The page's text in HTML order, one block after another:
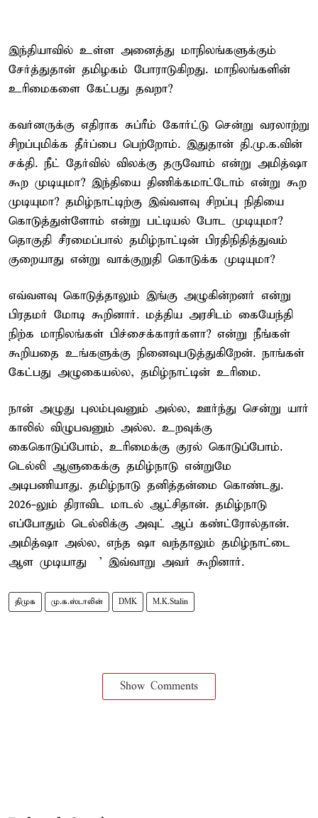
இந்தியாவில் உள்ள அனைத்து மாநிலங்களுக்கும்
சேர்த்துதான் தமிழகம் போராடுகிறது. மாநிலங்களின்
உரிமைகளை கேட்பது தவறா?
கவர்னருக்கு எதிராக சுப்ரீம் கோர்ட்டு சென்று வரலாற்று
சிறப்புமிக்க தீர்ப்பை பெற்றோம். இதுதான் தி.மு.க.வின்
சக்தி. நீட் தேர்வில் விலக்கு தருவோம் என்று அமித்ஷா
கூற முடியுமா? இந்தியை திணிக்கமாட்டோம் என்று கூற
முடியுமா? தமிழ்நாட்டிற்கு இவ்வளவு சிறப்பு நிதியை
கொடுத்துள்ளோம் என்று பட்டியல் போட முடியுமா?
தொகுதி சீரமைப்பால் தமிழ்நாட்டின் பிரதிநிதித்துவம்
குறையாது என்று வாக்குறுதி கொடுக்க முடியுமா?
எவ்வளவு கொடுத்தாலும் இங்கு அழுகின்றனர் என்று
பிரதமர் மோடி கூறினார். மத்திய அரசிடம் கையேந்தி
நிற்க மாநிலங்கள் பிச்சைக்காரர்களா? என்று நீங்கள்
கூறியதை உங்களுக்கு நினைவுபடுத்துகிறேன். நாங்கள்
கேட்பது அழுகையல்ல, தமிழ்நாட்டின் உரிமை.
நான் அழுது புலம்புவனும் அல்ல, ஊர்ந்து சென்று யார்
காலில் விழுபவனும் அல்ல. உறவுக்கு
கைகொடுப்போம், உரிமைக்கு குரல் கொடுப்போம்.
டெல்லி ஆளுகைக்கு தமிழ்நாடு என்றுமே
அடிபணியாது. தமிழ்நாடு தனித்தன்மை கொண்டது.
2026-லும் திராவிட மாடல் ஆட்சிதான். தமிழ்நாடு
எப்போதும் டெல்லிக்கு அவுட் ஆப் கண்ட்ரோல்தான்.
அமித்ஷா அல்ல, எந்த ஷா வந்தாலும் தமிழ்நாட்டை
ஆள முடியாது ' இவ்வாறு அவர் கூறினார்.
திமுக மு.க.ஸ்டாலின் DMK M.K.Stalin
Show Comments